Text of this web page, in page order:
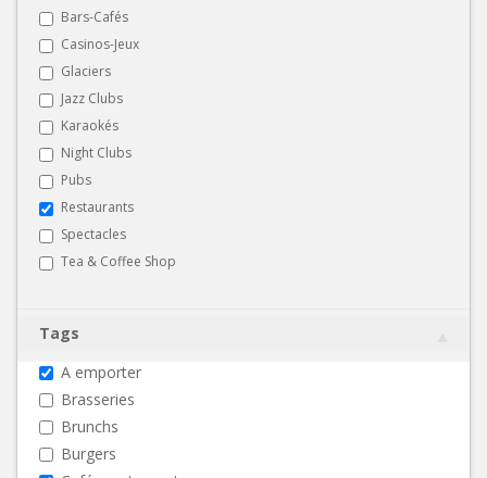
Bars-Cafés
Casinos-Jeux
Glaciers
Jazz Clubs
Karaokés
Night Clubs
Pubs
Restaurants
Spectacles
Tea & Coffee Shop
Tags
A emporter
Brasseries
Brunchs
Burgers